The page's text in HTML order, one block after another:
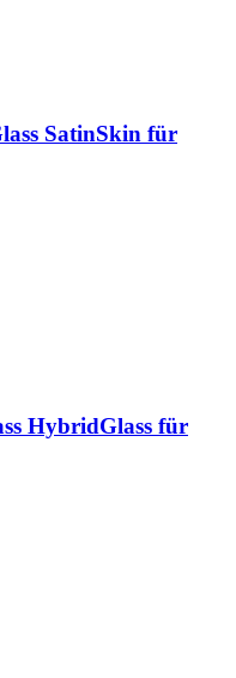
SatinSkin für
HybridGlass für